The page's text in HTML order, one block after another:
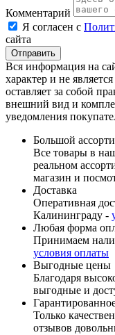
Комментарий
Я согласен с
сайта
Вся информация на
характер и не
оставляет за собой
внешний вид и
уведомления
Большой
Все товары в
реальном
магазин и
Доставка
Оперативная
Калининграду -
Любая форма
Принимаем
условия оплаты
Выгодные цены
Благодаря
выгодные и
Только
отзывов